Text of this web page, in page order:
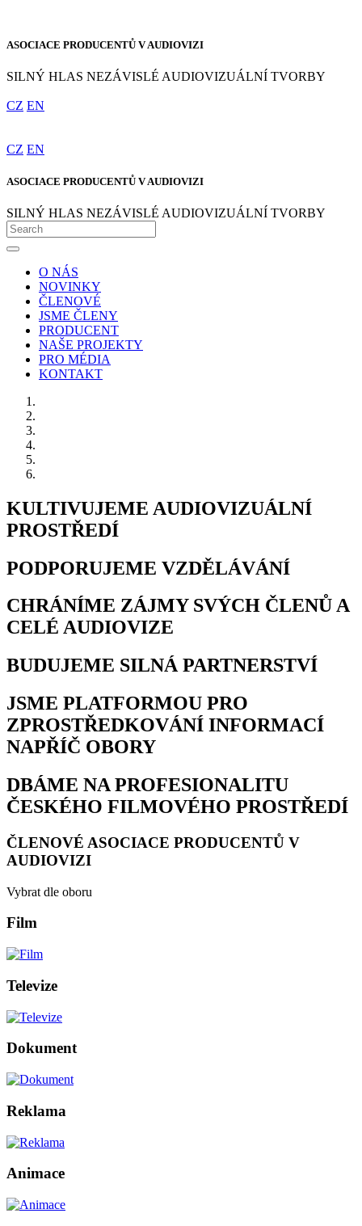
ASOCIACE PRODUCENTŮ V AUDIOVIZI
SILNÝ HLAS NEZÁVISLÉ AUDIOVIZUÁLNÍ TVORBY
CZ EN
CZ EN
ASOCIACE PRODUCENTŮ V AUDIOVIZI
SILNÝ HLAS NEZÁVISLÉ AUDIOVIZUÁLNÍ TVORBY
O NÁS
NOVINKY
ČLENOVÉ
JSME ČLENY
PRODUCENT
NAŠE PROJEKTY
PRO MÉDIA
KONTAKT
KULTIVUJEME AUDIOVIZUÁLNÍ
PROSTŘEDÍ
PODPORUJEME VZDĚLÁVÁNÍ
CHRÁNÍME ZÁJMY SVÝCH ČLENŮ A
CELÉ AUDIOVIZE
BUDUJEME SILNÁ PARTNERSTVÍ
JSME PLATFORMOU PRO
ZPROSTŘEDKOVÁNÍ INFORMACÍ
NAPŘÍČ OBORY
DBÁME NA PROFESIONALITU
ČESKÉHO FILMOVÉHO PROSTŘEDÍ
ČLENOVÉ ASOCIACE PRODUCENTŮ V
AUDIOVIZI
Vybrat dle oboru
Film
Televize
Dokument
Reklama
Animace